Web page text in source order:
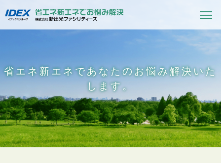
省エネ新エネであなたのお悩み解決いた
します。